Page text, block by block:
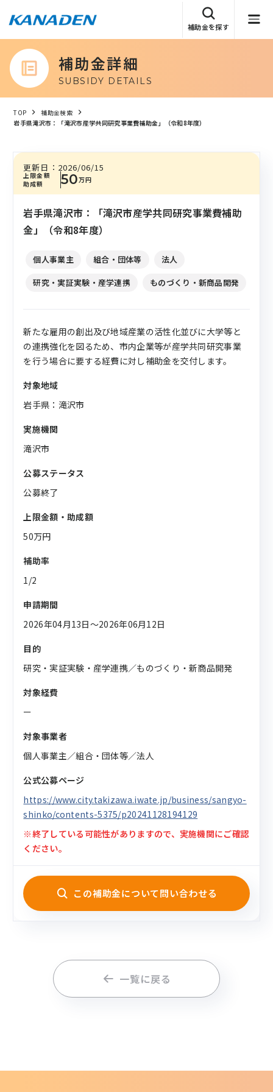
補助金を探す
補助金詳細
SUBSIDY DETAILS
TOP
補助金検索
岩手県滝沢市：「滝沢市産学共同研究事業費補助金」（令和8年度）
上限金額
助成額
50万円
更新日： 2026/06/15
岩手県滝沢市：「滝沢市産学共同研究事業費補助
金」（令和8年度）
個人事業主 組合・団体等
法人
研究・実証実験・産学連携
ものづくり・新商品開発
新たな雇用の創出及び地域産業の活性化並びに大学等と
の連携強化を図るため、市内企業等が産学共同研究事業
を行う場合に要する経費に対し補助金を交付します。
対象地域
岩手県：滝沢市
実施機関
滝沢市
公募ステータス
公募終了
上限金額・助成額
50万円
補助率
1/2
申請期間
2026年04月13日〜2026年06月12日
目的
研究・実証実験・産学連携／ものづくり・新商品開発
対象経費
ー
対象事業者
個人事業主／組合・団体等／法人
公式公募ページ
https://www.city.takizawa.iwate.jp/business/sangyo-
shinko/contents-5375/p20241128194129
※終了している可能性がありますので、実施機関にご確認
ください。
この補助金について問い合わせる
一覧に戻る